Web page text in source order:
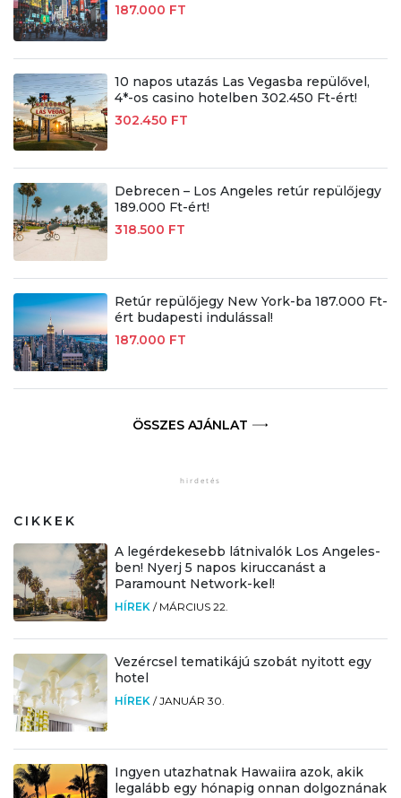
187.000 FT
10 napos utazás Las Vegasba repülővel,
4*-os casino hotelben 302.450 Ft-ért!
302.450 FT
Debrecen – Los Angeles retúr repülőjegy
189.000 Ft-ért!
318.500 FT
Retúr repülőjegy New York-ba 187.000 Ft-
ért budapesti indulással!
187.000 FT
ÖSSZES AJÁNLAT
CIKKEK
A legérdekesebb látnivalók Los Angeles-
ben! Nyerj 5 napos kiruccanást a
Paramount Network-kel!
HÍREK / MÁRCIUS 22.
Vezércsel tematikájú szobát nyitott egy
hotel
HÍREK /JANUÁR 30.
Ingyen utazhatnak Hawaiira azok, akik
legalább egy hónapig onnan dolgoznának